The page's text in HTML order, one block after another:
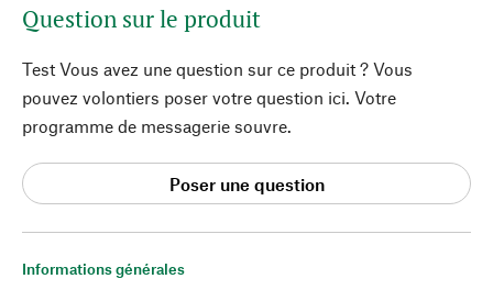
Informations générales
Question sur le produit
Test Vous avez une question sur ce produit ? Vous
pouvez volontiers poser votre question ici. Votre
programme de messagerie souvre.
Poser une question